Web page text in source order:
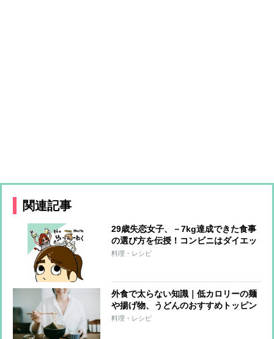
関連記事
29歳失恋女子、－7kg達成できた食事
の選び方を伝授！コンビニはダイエッ
ターの味方!?【おデブライターの減量
料理・レシピ
外食で太らない知識｜低カロリーの麺
や揚げ物、うどんのおすすめトッピン
グは？
料理・レシピ